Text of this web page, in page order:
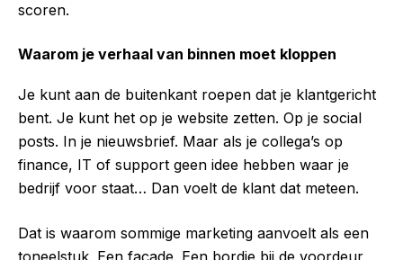
scoren.
Waarom je verhaal van binnen moet kloppen
Je kunt aan de buitenkant roepen dat je klantgericht
bent. Je kunt het op je website zetten. Op je social
posts. In je nieuwsbrief. Maar als je collega’s op
finance, IT of support geen idee hebben waar je
bedrijf voor staat… Dan voelt de klant dat meteen.
Dat is waarom sommige marketing aanvoelt als een
toneelstuk. Een façade. Een bordje bij de voordeur,